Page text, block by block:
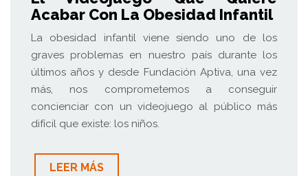
Acabar Con La Obesidad Infantil
La obesidad infantil viene siendo uno de los
graves problemas en nuestro país durante los
últimos años y desde Fundación Aptiva, una vez
más, nos comprometemos a conseguir
concienciar con un videojuego al público más
difícil que existe: los niños.
LEER MÁS